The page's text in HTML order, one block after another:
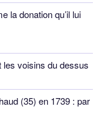
la donation qu’il lui
voisins du dessus
(35) en 1739 : par